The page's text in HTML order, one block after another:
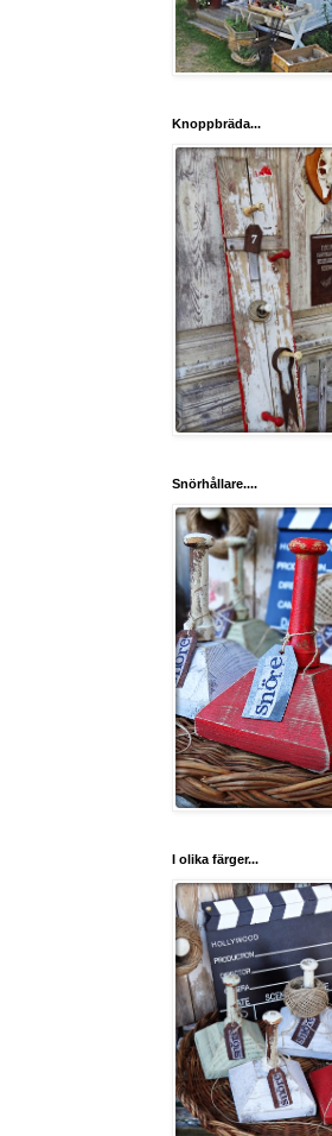
Knoppbräda...
Snörhållare....
I olika färger...